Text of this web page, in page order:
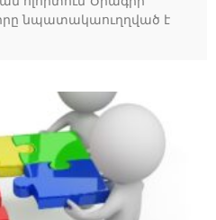
նպատակաուղղված է